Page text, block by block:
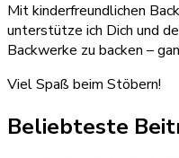
Mit kinderfreundlichen
unterstütze ich Dich und
Backwerke zu backen –
Viel Spaß beim Stöbern!
Beliebteste